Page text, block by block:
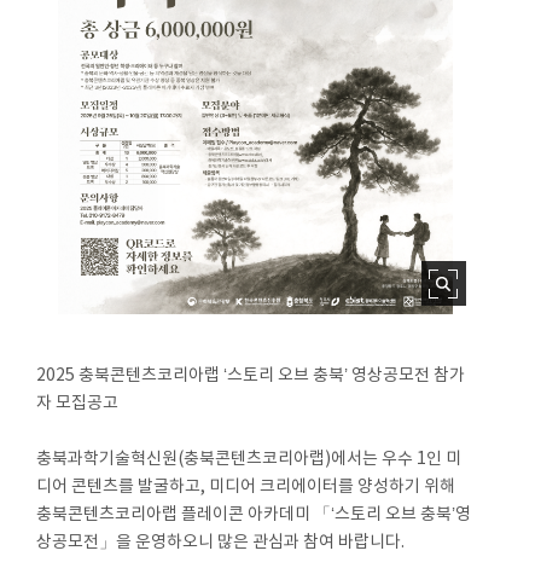
2025 충북콘텐츠코리아랩 ‘스토리 오브 충북’ 영상공모전 참가
자 모집공고
충북과학기술혁신원(충북콘텐츠코리아랩)에서는 우수 1인 미
디어 콘텐츠를 발굴하고, 미디어 크리에이터를 양성하기 위해
충북콘텐츠코리아랩 플레이콘 아카데미 「‘스토리 오브 충북’영
상공모전」을 운영하오니 많은 관심과 참여 바랍니다.